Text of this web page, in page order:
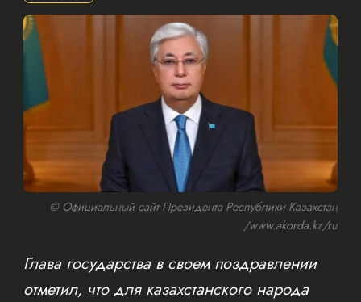
© Официальный сайт Президента Республики Казахстан
/www.akorda.kz/ru
Глава государства в своем поздравлении
отметил, что для казахстанского народа